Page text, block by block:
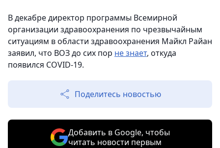
В декабре директор программы Всемирной
организации здравоохранения по чрезвычайным
ситуациям в области здравоохранения Майкл Райан
заявил, что ВОЗ до сих пор не знает, откуда
появился COVID-19.
Поделитесь новостью
Добавить в Google, чтобы
читать новости первым